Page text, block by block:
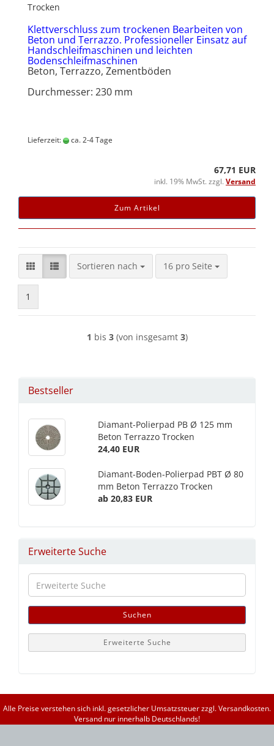
Trocken
Klettverschluss zum trockenen Bearbeiten von
Beton und Terrazzo. Professioneller Einsatz auf
Handschleifmaschinen und leichten
Bodenschleifmaschinen
Beton, Terrazzo, Zementböden
Durchmesser: 230 mm
Lieferzeit: ca. 2-4 Tage
67,71 EUR
inkl. 19% MwSt. zzgl. Versand
Zum Artikel
Sortieren nach
Sortieren nach 16 pro Seite
pro Seite
1
1 bis 3(von insgesamt 3)
Bestseller
Diamant-Polierpad PB Ø 125 mm
Beton Terrazzo Trocken
24,40 EUR
Diamant-Boden-Polierpad PBT Ø 80
mm Beton Terrazzo Trocken
ab 20,83 EUR
Erweiterte Suche
Erweiterte
Suche
Suchen
Erweiterte Suche
Alle Preise verstehen sich inkl. gesetzlicher Umsatzsteuer zzgl. Versandkosten.
Versand nur innerhalb Deutschlands!